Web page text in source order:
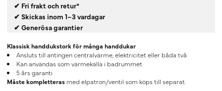
✔ Fri frakt och retur*
✔ Skickas inom 1–3 vardagar
✔ Generösa garantier
Klassisk handdukstork för många handdukar
Ansluts till antingen centralvärme, elektricitet eller båda två
Kan användas som värmekälla i badrummet
5 års garanti
Måste kompletteras med elpatron/ventil som köps till separat.